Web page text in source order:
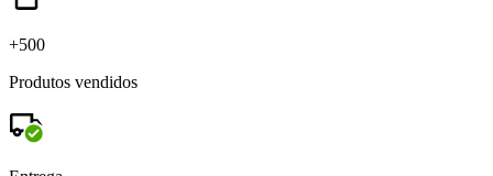
+500
Produtos vendidos